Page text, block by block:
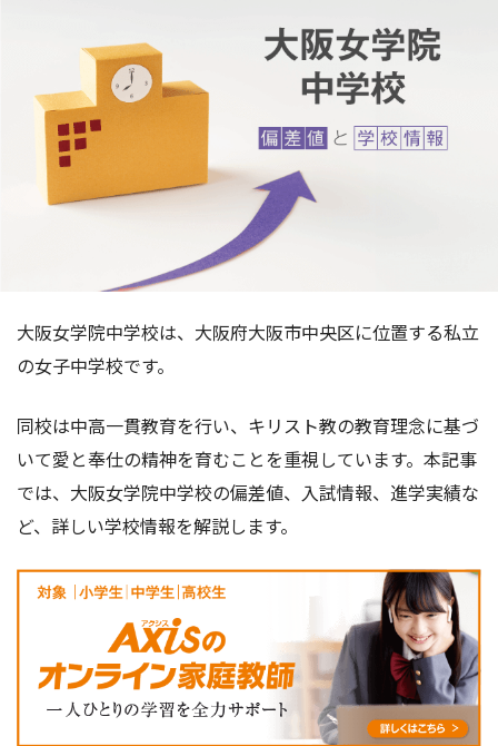
大阪女学院中学校は、大阪府大阪市中央区に位置する私立
の女子中学校です。
同校は中高一貫教育を行い、キリスト教の教育理念に基づ
いて愛と奉仕の精神を育むことを重視しています。本記事
では、大阪女学院中学校の偏差値、入試情報、進学実績な
ど、詳しい学校情報を解説します。